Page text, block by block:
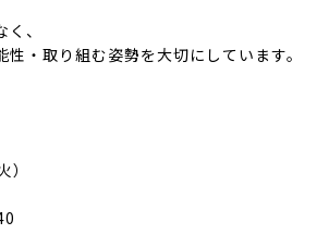
、
性・取り組む姿勢を大切にしています。